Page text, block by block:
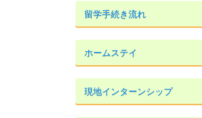
留学手続き流れ
ホームステイ
現地インターンシップ